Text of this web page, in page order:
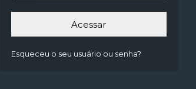
Esqueceu o seu usuário ou senha?